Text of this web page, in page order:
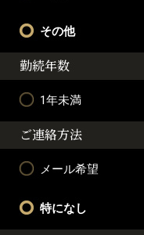
その他
勤続年数
1年未満
ご連絡方法
メール希望
特になし